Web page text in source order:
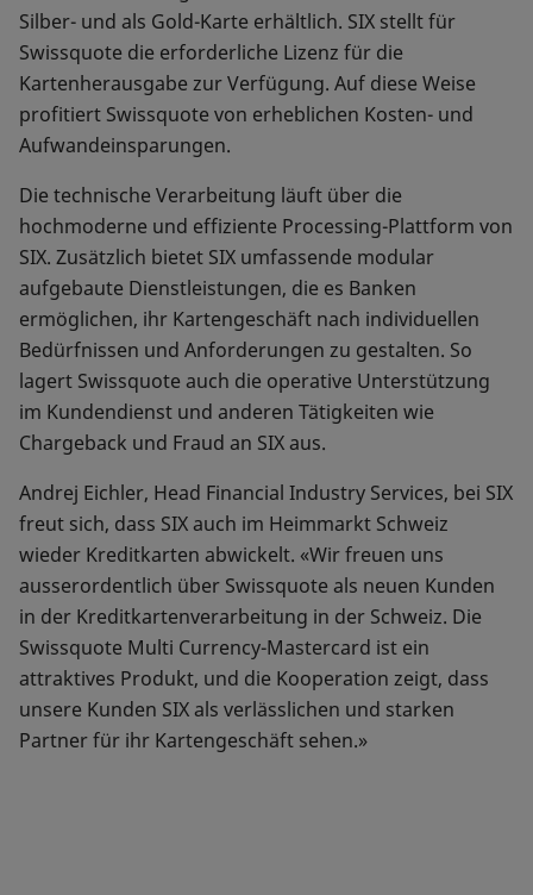
Silber- und als Gold-Karte erhältlich. SIX stellt für
Swissquote die erforderliche Lizenz für die
Kartenherausgabe zur Verfügung. Auf diese Weise
profitiert Swissquote von erheblichen Kosten- und
Aufwandeinsparungen.
Die technische Verarbeitung läuft über die
hochmoderne und effiziente Processing-Plattform von
SIX. Zusätzlich bietet SIX umfassende modular
aufgebaute Dienstleistungen, die es Banken
ermöglichen, ihr Kartengeschäft nach individuellen
Bedürfnissen und Anforderungen zu gestalten. So
lagert Swissquote auch die operative Unterstützung
im Kundendienst und anderen Tätigkeiten wie
Chargeback und Fraud an SIX aus.
Andrej Eichler, Head Financial Industry Services, bei SIX
freut sich, dass SIX auch im Heimmarkt Schweiz
wieder Kreditkarten abwickelt. «Wir freuen uns
ausserordentlich über Swissquote als neuen Kunden
in der Kreditkartenverarbeitung in der Schweiz. Die
Swissquote Multi Currency-Mastercard ist ein
attraktives Produkt, und die Kooperation zeigt, dass
unsere Kunden SIX als verlässlichen und starken
Partner für ihr Kartengeschäft sehen.»